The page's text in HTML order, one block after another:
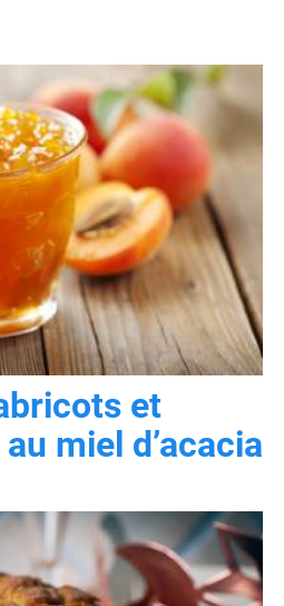
et
miel d’acacia